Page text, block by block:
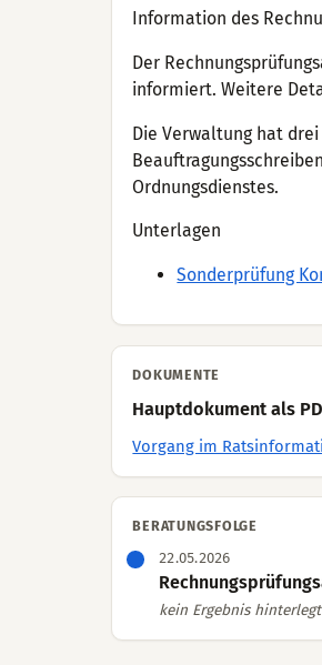
Information des
Der
informiert. Weitere
Die Verwaltung hat
Ordnungsdienstes.
Unterlagen
Sonderprüfung
DOKUMENTE
Hauptdokument als
Vorgang im
BERATUNGSFOLGE
22.05.2026
kein Ergebnis hinterlegt